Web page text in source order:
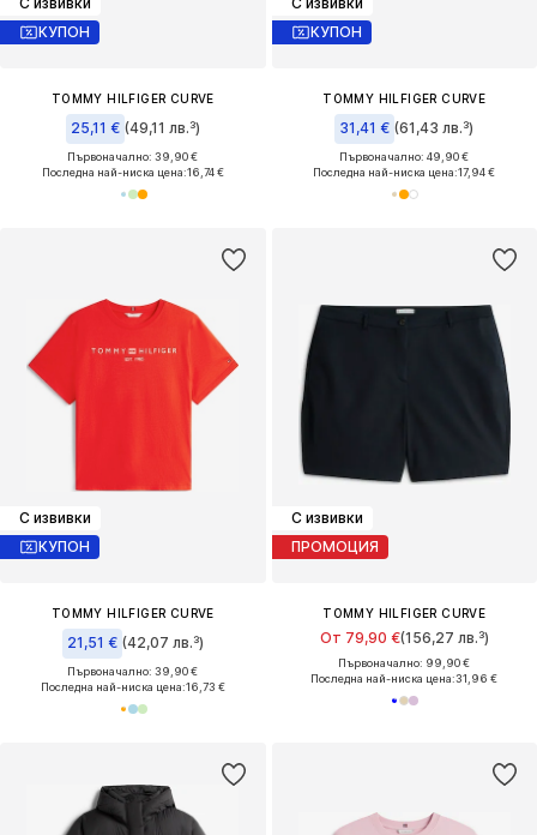
КУПОН
TOMMY HILFIGER CURVE
25,11 € (49,11 лв.³)
Първоначално: 39,90 €
Последна най-ниска цена:16,74 €
КУПОН
TOMMY HILFIGER CURVE
31,41 € (61,43 лв.³)
Първоначално: 49,90 €
Последна най-ниска цена:17,94 €
С извивки
КУПОН
TOMMY HILFIGER CURVE
21,51 € (42,07 лв.³)
Първоначално: 39,90 €
Последна най-ниска цена:16,73 €
С извивки
ПРОМОЦИЯ
TOMMY HILFIGER CURVE
От 79,90 €(156,27 лв.³)
Първоначално: 99,90 €
Последна най-ниска цена:31,96 €